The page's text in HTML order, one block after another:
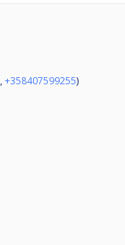
,+358407599255)